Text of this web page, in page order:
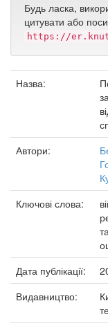
Будь ласка,
цитувати або
https://
Назва:
Автори:
Ключові слова:
Дата публікації:
Видавництво: